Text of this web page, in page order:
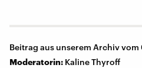
Beitrag aus unserem Archiv vom
Moderatorin: Kaline Thyroff